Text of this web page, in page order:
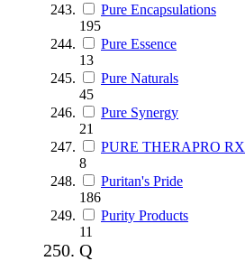
Pure Encapsulations
195
Pure Essence
13
Pure Naturals
45
Pure Synergy
21
PURE THERAPRO RX
8
Puritan's Pride
186
Purity Products
11
Q